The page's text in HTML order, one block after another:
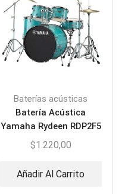
Baterías acústicas
Batería Acústica
Yamaha Rydeen RDP2F5
Turquoise Glitter
$1.220,00
Añadir Al Carrito